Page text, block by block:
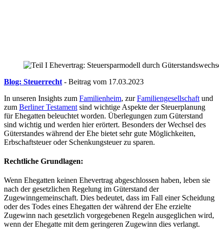
Blog: Steuerrecht - Beitrag vom 17.03.2023
In unseren Insights zum Familienheim, zurFamiliengesellschaft und
zum Berliner Testament sind wichtige Aspekte der Steuerplanung
für Ehegatten beleuchtet worden. Überlegungen zum Güterstand
sind wichtig und werden hier erörtert. Besonders der Wechsel des
Güterstandes während der Ehe bietet sehr gute Möglichkeiten,
Erbschaftsteuer oder Schenkungsteuer zu sparen.
Rechtliche Grundlagen:
Wenn Ehegatten keinen Ehevertrag abgeschlossen haben, leben sie
nach der gesetzlichen Regelung im Güterstand der
Zugewinngemeinschaft. Dies bedeutet, dass im Fall einer Scheidung
oder des Todes eines Ehegatten der während der Ehe erzielte
Zugewinn nach gesetzlich vorgegebenen Regeln ausgeglichen wird,
wenn der Ehegatte mit dem geringeren Zugewinn dies verlangt.